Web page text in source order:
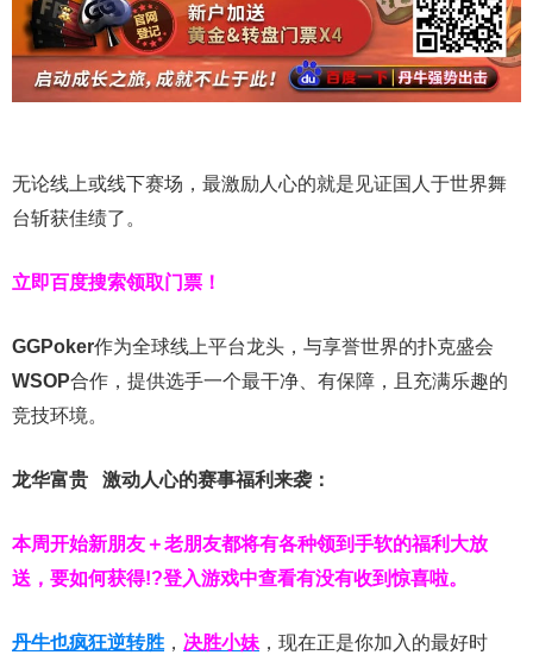
无论线上或线下赛场，最激励人心的就是见证国人于世界舞
台斩获佳绩了。
立即百度搜索领取门票！
GGPoker作为全球线上平台龙头，与享誉世界的扑克盛会
WSOP合作，提供选手一个最干净、有保障，且充满乐趣的
竞技环境。
龙华富贵 激动人心的赛事福利来袭：
本周开始新朋友＋老朋友都将有各种领到手软的福利大放
送，要如何获得!?登入游戏中查看有没有收到惊喜啦。
丹牛也疯狂逆转胜， 决胜小妹，现在正是你加入的最好时